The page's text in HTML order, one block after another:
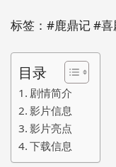
标签：#鹿鼎记 #
目录
剧情简介
影片信息
影片亮点
下载信息